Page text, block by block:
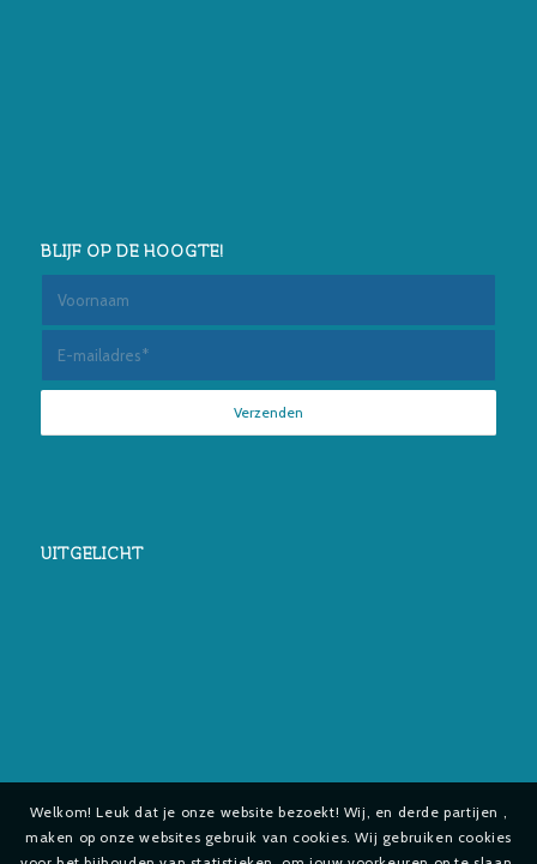
BLIJF OP DE HOOGTE!
UITGELICHT
Welkom! Leuk dat je onze website bezoekt! Wij, en derde partijen ,
maken op onze websites gebruik van cookies. Wij gebruiken cookies